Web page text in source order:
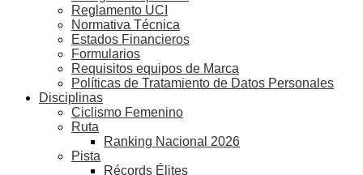
Reglamento UCI
Normativa Técnica
Estados Financieros
Formularios
Requisitos equipos de Marca
Políticas de Tratamiento de Datos Personales
Disciplinas
Ciclismo Femenino
Ruta
Ranking Nacional 2026
Pista
Récords Élites